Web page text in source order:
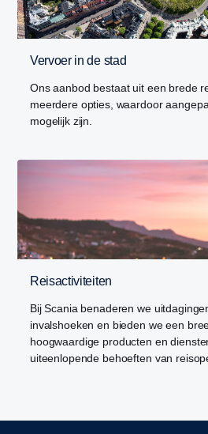
Vervoer in de stad
Ons aanbod bestaat uit een brede
meerdere opties, waardoor
mogelijk zijn.
Reisactiviteiten
Bij Scania benaderen we
invalshoeken en bieden we een
hoogwaardige producten en
uiteenlopende behoeften van